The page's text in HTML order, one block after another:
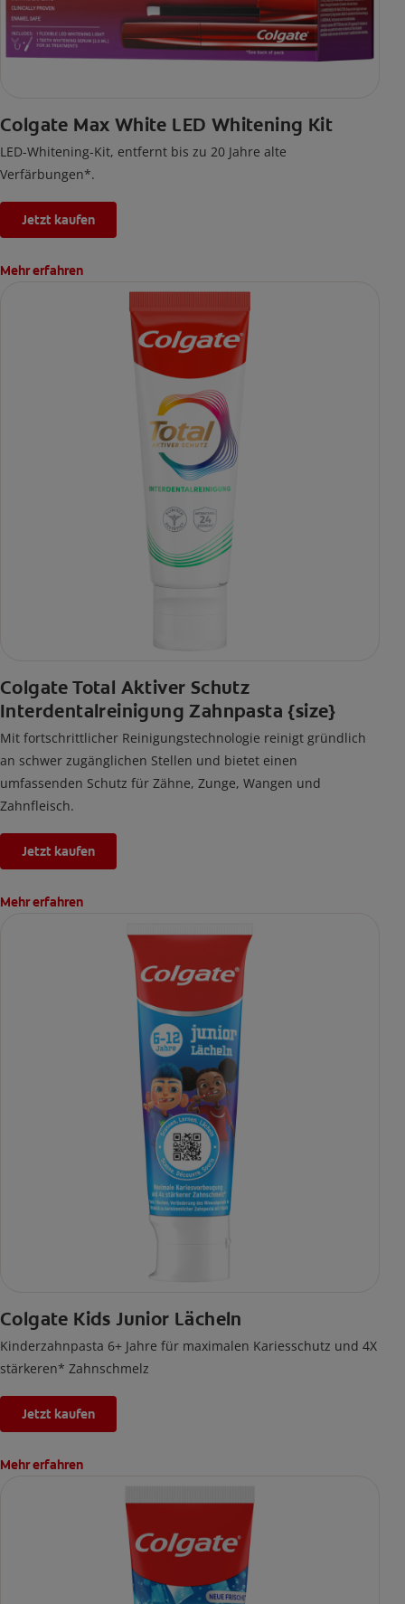
Colgate Max White LED Whitening Kit
LED-Whitening-Kit, entfernt bis zu 20 Jahre alte
Verfärbungen*.
Jetzt kaufen
Mehr erfahren
Colgate Total Aktiver Schutz
Interdentalreinigung Zahnpasta {size}
Mit fortschrittlicher Reinigungstechnologie reinigt gründlich
an schwer zugänglichen Stellen und bietet einen
umfassenden Schutz für Zähne, Zunge, Wangen und
Zahnfleisch.
Jetzt kaufen
Mehr erfahren
Colgate Kids Junior Lächeln
Kinderzahnpasta 6+ Jahre für maximalen Kariesschutz und 4X
stärkeren* Zahnschmelz
Jetzt kaufen
Mehr erfahren